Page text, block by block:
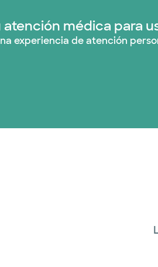
médica para
experiencia de atención